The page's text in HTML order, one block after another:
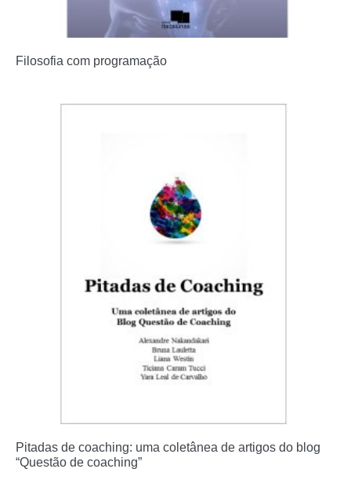
Filosofia com programação
Pitadas de coaching: uma coletânea de artigos do blog
“Questão de coaching”